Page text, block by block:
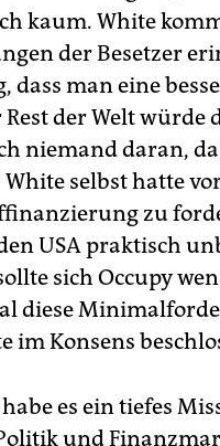
kaum. White
der Besetzer
dass man eine
Rest der Welt
niemand daran,
White selbst hatte
zu
USA praktisch
sich Occupy
diese
im Konsens
es ein tiefes
und